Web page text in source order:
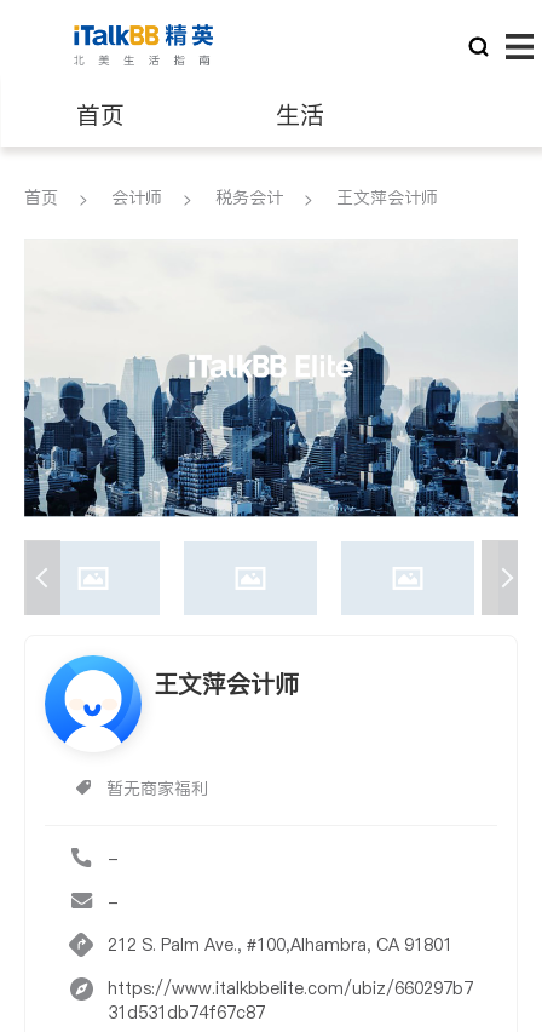
首页 生活
医生 律师
养老 非盈利组织
首页 会计师 税务会计 王文萍会计师
王文萍会计师
暂无商家福利
-
-
212 S. Palm Ave., #100,Alhambra, CA 91801
https://www.italkbbelite.com/ubiz/660297b7
31d531db74f67c87